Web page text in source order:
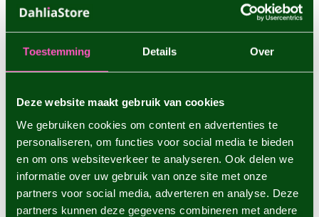
Toestemming Details Over
Deze website maakt gebruik van cookies
We gebruiken cookies om content en advertenties te
personaliseren, om functies voor social media te bieden
en om ons websiteverkeer te analyseren. Ook delen we
informatie over uw gebruik van onze site met onze
partners voor social media, adverteren en analyse. Deze
partners kunnen deze gegevens combineren met andere
Dahlia Burlesca
Dahlia Cornel Brons €4,95
Dahlia Linda's Baby €4,95